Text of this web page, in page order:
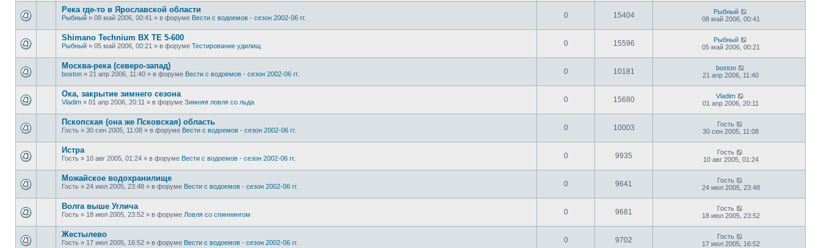
Река где-то в Ярославской области
Рыбный » 08 май 2006, 00:41 » в форуме Вести с водоемов - сезон 2002-06 гг. 0 15404
Рыбный
08 май 2006, 00:41
Shimano Technium BX TE 5-600
Рыбный » 05 май 2006, 00:21 » в форуме Тестирование удилищ 0 15596
Рыбный
05 май 2006, 00:21
Москва-река (северо-запад)
boston » 21 апр 2006, 11:40 » в форуме Вести с водоемов - сезон 2002-06 гг. 0 10181
boston
21 апр 2006, 11:40
Ока, закрытие зимнего сезона
Vladim » 01 апр 2006, 20:11 » в форуме Зимняя ловля со льда 0 15680
Vladim
01 апр 2006, 20:11
Пскопская (она же Псковская) область
Гость » 30 сен 2005, 11:08 » в форуме Вести с водоемов - сезон 2002-06 гг. 0 10003
Гость
30 сен 2005, 11:08
Истра
Гость » 10 авг 2005, 01:24 » в форуме Вести с водоемов - сезон 2002-06 гг. 0 9935
Гость
10 авг 2005, 01:24
Можайское водохранилище
Гость » 24 июл 2005, 23:48 » в форуме Вести с водоемов - сезон 2002-06 гг. 0 9641
Гость
24 июл 2005, 23:48
Волга выше Углича
Гость » 18 июл 2005, 23:52 » в форуме Ловля со спиннингом 0 9681
Гость
18 июл 2005, 23:52
Жестылево
Гость » 17 июл 2005, 16:52 » в форуме Вести с водоемов - сезон 2002-06 гг. 0 9702
Гость
17 июл 2005, 16:52